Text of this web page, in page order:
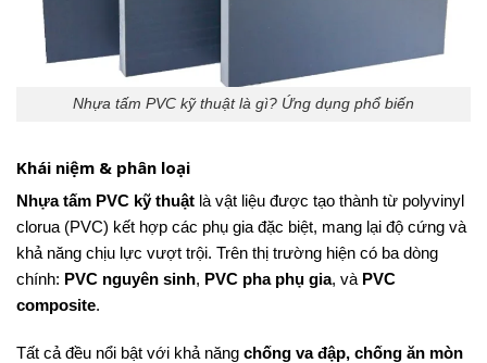
Nhựa tấm PVC kỹ thuật là gì? Ứng dụng phổ biến
Khái niệm & phân loại
Nhựa tấm PVC kỹ thuật là vật liệu được tạo thành từ polyvinyl
clorua (PVC) kết hợp các phụ gia đặc biệt, mang lại độ cứng và
khả năng chịu lực vượt trội. Trên thị trường hiện có ba dòng
chính: PVC nguyên sinh, PVC pha phụ gia, và PVC
composite.
Tất cả đều nổi bật với khả năng chống va đập, chống ăn mòn